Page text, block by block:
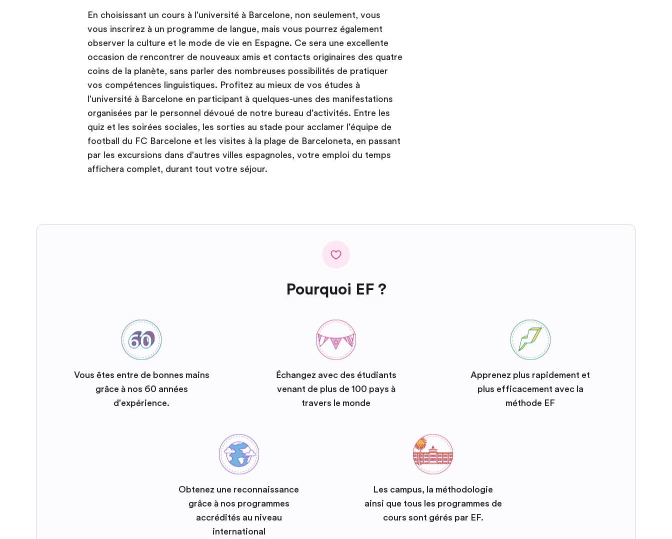
En choisissant un cours à l'université à Barcelone, non seulement, vous
vous inscrirez à un programme de langue, mais vous pourrez également
observer la culture et le mode de vie en Espagne. Ce sera une excellente
occasion de rencontrer de nouveaux amis et contacts originaires des quatre
coins de la planète, sans parler des nombreuses possibilités de pratiquer
vos compétences linguistiques. Profitez au mieux de vos études à
l'université à Barcelone en participant à quelques-unes des manifestations
organisées par le personnel dévoué de notre bureau d'activités. Entre les
quiz et les soirées sociales, les sorties au stade pour acclamer l'équipe de
football du FC Barcelone et les visites à la plage de Barceloneta, en passant
par les excursions dans d'autres villes espagnoles, votre emploi du temps
affichera complet, durant tout votre séjour.
Pourquoi EF ?
Vous êtes entre de bonnes mains
grâce à nos 60 années
d'expérience.
Échangez avec des étudiants
venant de plus de 100 pays à
travers le monde
Apprenez plus rapidement et
plus efficacement avec la
méthode EF
Obtenez une reconnaissance
grâce à nos programmes
accrédités au niveau
international
Les campus, la méthodologie
ainsi que tous les programmes de
cours sont gérés par EF.